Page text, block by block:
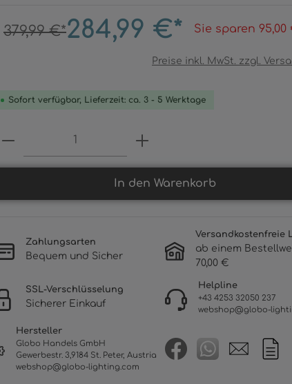
379,99 €*284,99 €* Sie sparen 95,00
Preise inkl. MwSt. zzgl.
Sofort verfügbar, Lieferzeit: ca. 3 - 5 Werktage
Produkt Anzahl: Gib den
In den Warenkorb
Zahlungsarten
Bequem und Sicher
Versandkostenfreie
ab einem
70,00 €
SSL-Verschlüsselung
Sicherer Einkauf
Helpline
+43 4253 32050 237
webshop@globo-
Hersteller
Globo Handels GmbH
Gewerbestr. 3,9184 St. Peter, Austria
webshop@globo-lighting.com